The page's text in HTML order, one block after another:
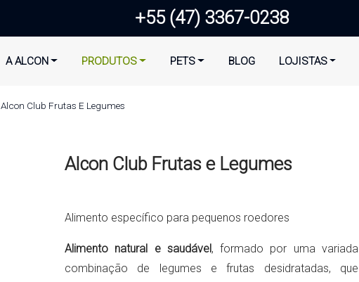
+55 (47) 3367-0238
A ALCON PRODUTOS PETS BLOG LOJISTAS
Alcon Club Frutas E Legumes
Alcon Club Frutas e Legumes
Alimento específico para pequenos roedores
Alimento natural e saudável, formado por uma variada
combinação de legumes e frutas desidratadas, que